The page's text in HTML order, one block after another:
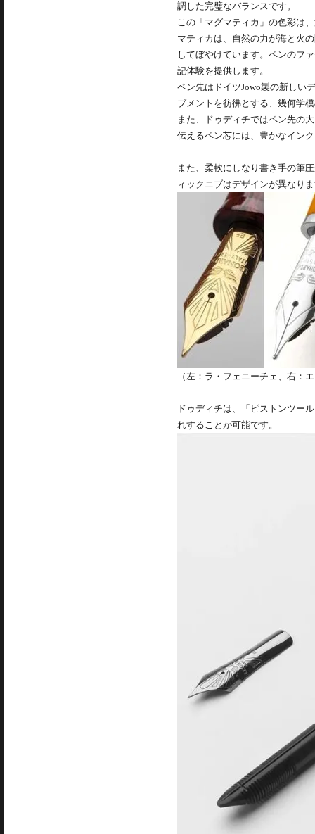
調した完璧なバランスです。
この「マグマティカ」の色彩は
マティカは、自然の力が海と火
してぼやけています。ペンのフ
記体験を提供します。
ペン先はドイツJowo製の新しい
ブメントを彷彿とする、幾何学
また、ドゥディチではペン先の
伝えるペン芯には、豊かなイン
また、柔軟にしなり書き手の筆
ィックニブはデザインが異なり
（左：ラ・フェニーチェ、右：
ドゥディチは、「ピストンツー
れすることが可能です。